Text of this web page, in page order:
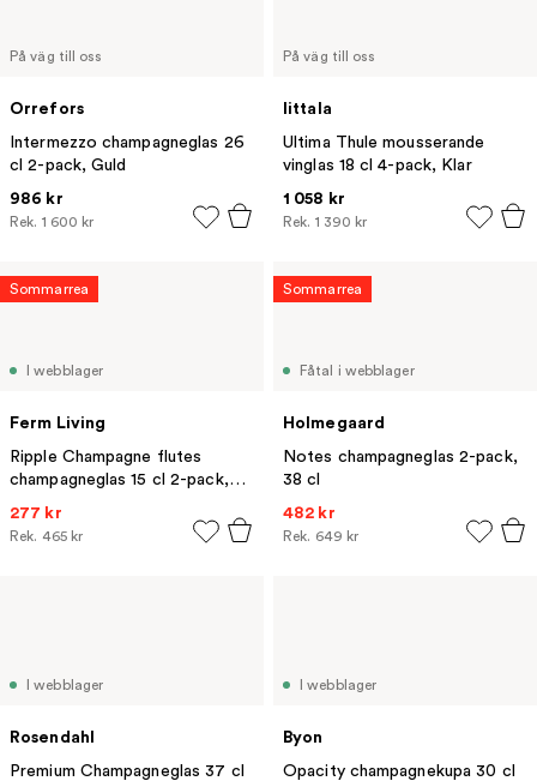
På väg till oss
Orrefors
Intermezzo champagneglas 26
cl 2-pack, Guld
986 kr
Rek. 1 600 kr
På väg till oss
Iittala
Ultima Thule mousserande
vinglas 18 cl 4-pack, Klar
1 058 kr
Rek. 1 390 kr
I webblager
Ferm Living
Ripple Champagne flutes
champagneglas 15 cl 2-pack,
277 kr
Rek. 465 kr
Sommarrea
Fåtal i webblager
Holmegaard
Notes champagneglas 2-pack,
38 cl
482 kr
Rek. 649 kr
Sommarrea
I webblager
Rosendahl
Premium Champagneglas 37 cl
I webblager
Byon
Opacity champagnekupa 30 cl